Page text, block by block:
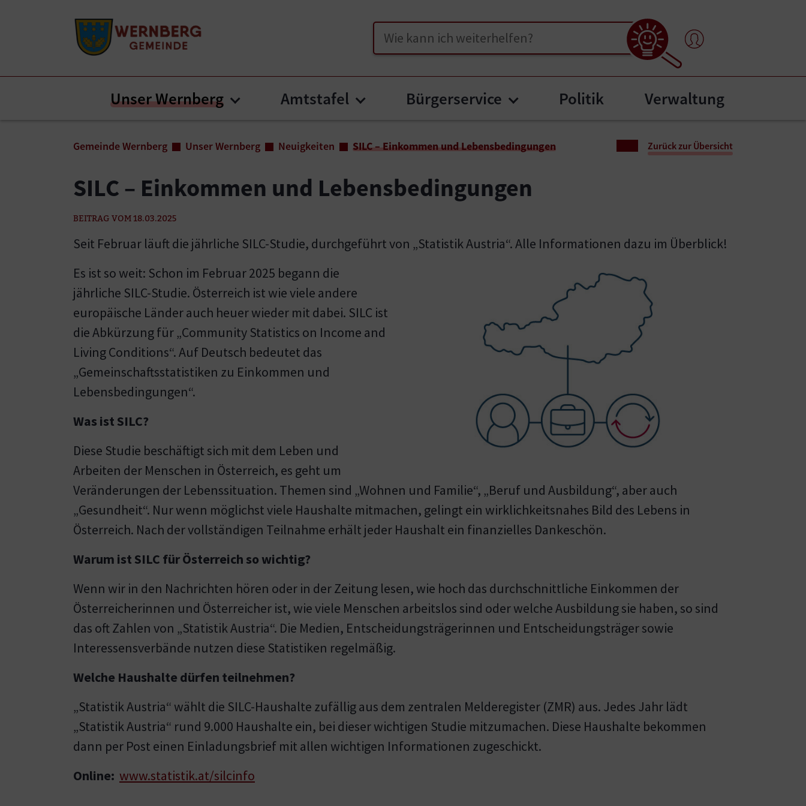
Suche
Unser Wernberg Submenu for "Unser Wernberg"
Amtstafel Submenu for "Amtstafel"
Bürgerservice Submenu for "Bürgerservice"
Politik Verwaltung
Gemeinde Wernberg Unser Wernberg Neuigkeiten SILC – Einkommen und Lebensbedingungen Zurück zur Übersicht
SILC – Einkommen und Lebensbedingungen
BEITRAG VOM 18.03.2025
Seit Februar läuft die jährliche SILC-Studie, durchgeführt von „Statistik Austria“. Alle Informationen dazu im Überblick!
Es ist so weit: Schon im Februar 2025 begann die
jährliche SILC-Studie. Österreich ist wie viele andere
europäische Länder auch heuer wieder mit dabei. SILC ist
die Abkürzung für „Community Statistics on Income and
Living Conditions“. Auf Deutsch bedeutet das
„Gemeinschaftsstatistiken zu Einkommen und
Lebensbedingungen“.
Was ist SILC?
Diese Studie beschäftigt sich mit dem Leben und
Arbeiten der Menschen in Österreich, es geht um
Veränderungen der Lebenssituation. Themen sind „Wohnen und Familie“, „Beruf und Ausbildung“, aber auch
„Gesundheit“. Nur wenn möglichst viele Haushalte mitmachen, gelingt ein wirklichkeitsnahes Bild des Lebens in
Österreich. Nach der vollständigen Teilnahme erhält jeder Haushalt ein finanzielles Dankeschön.
Warum ist SILC für Österreich so wichtig?
Wenn wir in den Nachrichten hören oder in der Zeitung lesen, wie hoch das durchschnittliche Einkommen der
Österreicherinnen und Österreicher ist, wie viele Menschen arbeitslos sind oder welche Ausbildung sie haben, so sind
das oft Zahlen von „Statistik Austria“. Die Medien, Entscheidungsträgerinnen und Entscheidungsträger sowie
Interessensverbände nutzen diese Statistiken regelmäßig.
Welche Haushalte dürfen teilnehmen?
„Statistik Austria“ wählt die SILC-Haushalte zufällig aus dem zentralen Melderegister (ZMR) aus. Jedes Jahr lädt
„Statistik Austria“ rund 9.000 Haushalte ein, bei dieser wichtigen Studie mitzumachen. Diese Haushalte bekommen
dann per Post einen Einladungsbrief mit allen wichtigen Informationen zugeschickt.
Online: www.statistik.at/silcinfo